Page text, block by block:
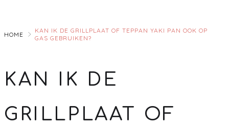
Main
HOME
KAN IK DE GRILLPLAAT OF TEPPAN YAKI PAN OOK OP
GAS GEBRUIKEN?
KAN IK DE
GRILLPLAAT OF